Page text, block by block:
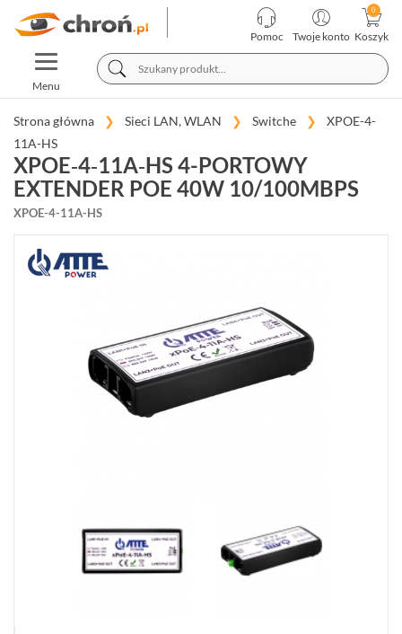
Pomoc Twoje konto Koszyk
TOGGLE
NAVIGATION
Menu
KATEGORIE
PRODUCENCI
TELEWIZJA
PRZEMYSŁOWA
ALARMOWE
SYSTEMY
PPOŻ
WIDEODOMOFONY
I
DOMOFONY
DOSTĘPU
INTELIGENTNY
Strona główna Sieci LAN, WLAN Switche
XPOE-4-
11A-HS
XPOE‑4‑11A‑HS 4-PORTOWY
EXTENDER POE 40W 10/100MBPS
XPOE-4-11A-HS